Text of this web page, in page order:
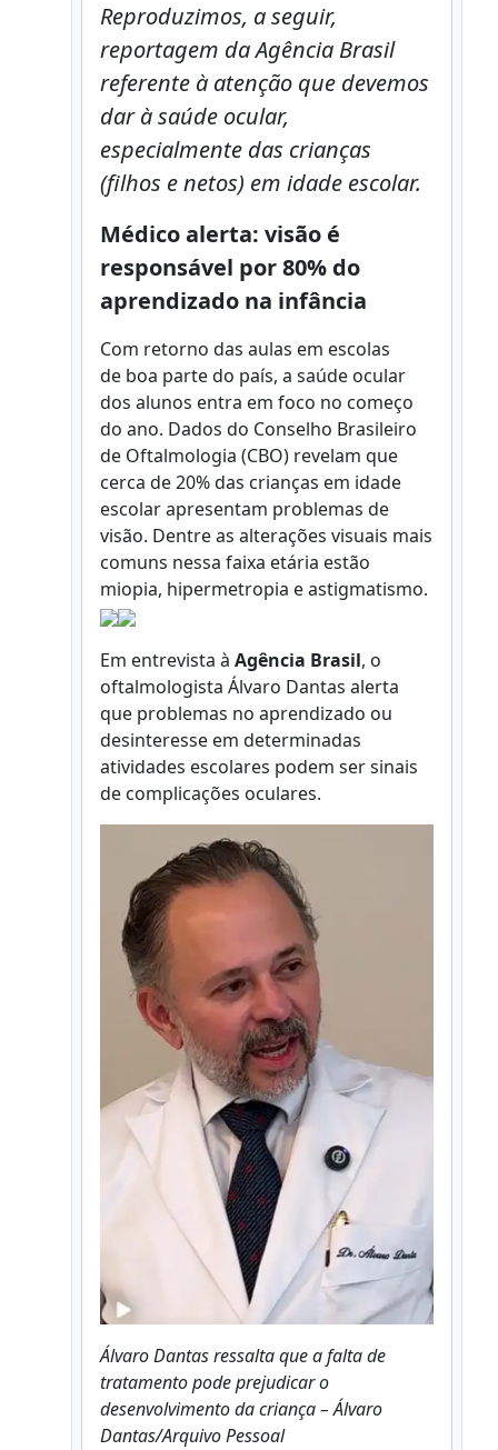
Reproduzimos, a seguir,
reportagem da Agência Brasil
referente à atenção que devemos
dar à saúde ocular,
especialmente das crianças
(filhos e netos) em idade escolar.
Médico alerta: visão é
responsável por 80% do
aprendizado na infância
Com retorno das aulas em escolas
de boa parte do país, a saúde ocular
dos alunos entra em foco no começo
do ano. Dados do Conselho Brasileiro
de Oftalmologia (CBO) revelam que
cerca de 20% das crianças em idade
escolar apresentam problemas de
visão. Dentre as alterações visuais mais
comuns nessa faixa etária estão
miopia, hipermetropia e astigmatismo.
Em entrevista à Agência Brasil, o
oftalmologista Álvaro Dantas alerta
que problemas no aprendizado ou
desinteresse em determinadas
atividades escolares podem ser sinais
de complicações oculares.
Álvaro Dantas ressalta que a falta de
tratamento pode prejudicar o
desenvolvimento da criança – Álvaro
Dantas/Arquivo Pessoal